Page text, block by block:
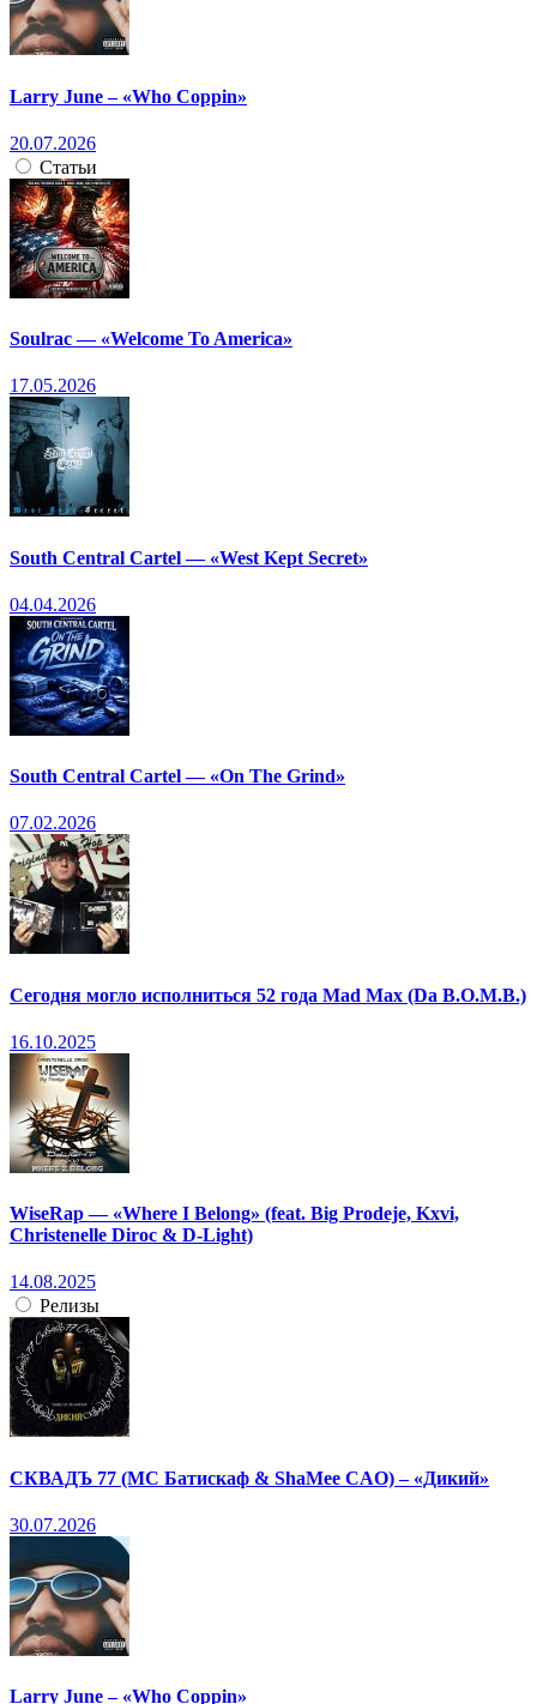
Larry June – «Who Coppin»
20.07.2026
Статьи
Soulrac — «Welcome To America»
17.05.2026
South Central Cartel — «West Kept Secret»
04.04.2026
South Central Cartel — «On The Grind»
07.02.2026
Сегодня могло исполниться 52 года Mad Max (Da B.O.M.B.)
16.10.2025
WiseRap — «Where I Belong» (feat. Big Prodeje, Kxvi,
Christenelle Diroc & D-Light)
14.08.2025
Релизы
СКВАДЪ 77 (МС Батискаф & ShaMee CAO) – «Дикий»
30.07.2026
Larry June – «Who Coppin»